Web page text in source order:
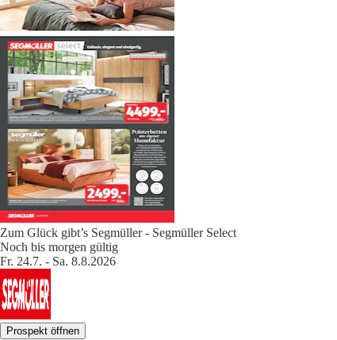
Zum Glück gibt’s Segmüller - Segmüller Select
Noch bis morgen gültig
Fr. 24.7. - Sa. 8.8.2026
Prospekt öffnen